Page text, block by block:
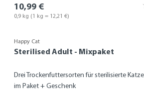
Happy Cat
Sterilised Adult - Mixpaket
Drei Trockenfuttersorten für sterilisierte
im Paket + Geschenk
10,99 €
0,9 kg (1 kg = 12,21 €)